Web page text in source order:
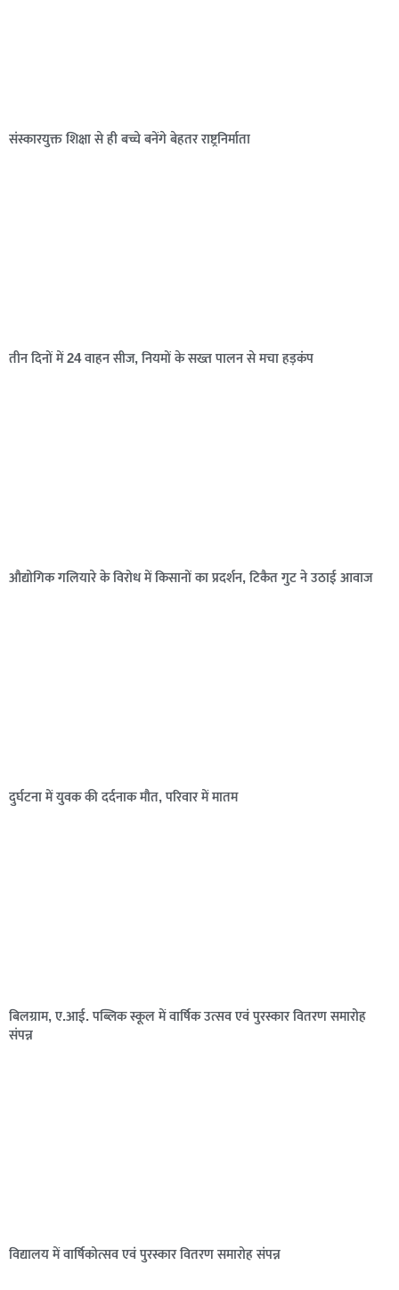
संस्कारयुक्त शिक्षा से ही बच्चे बनेंगे बेहतर राष्ट्रनिर्माता
तीन दिनों में 24 वाहन सीज, नियमों के सख्त पालन से मचा हड़कंप
औद्योगिक गलियारे के विरोध में किसानों का प्रदर्शन, टिकैत गुट ने उठाई आवाज
दुर्घटना में युवक की दर्दनाक मौत, परिवार में मातम
बिलग्राम, ए.आई. पब्लिक स्कूल में वार्षिक उत्सव एवं पुरस्कार वितरण समारोह
संपन्न
विद्यालय में वार्षिकोत्सव एवं पुरस्कार वितरण समारोह संपन्न